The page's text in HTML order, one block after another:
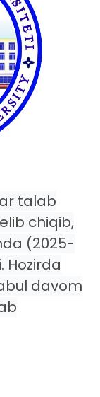
talab
chiqib,
(2025-
Hozirda
davom